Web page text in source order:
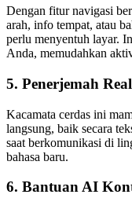
Dengan fitur navigasi
arah, info tempat, atau
perlu menyentuh layar.
Anda, memudahkan
5. Penerjemah
Kacamata cerdas ini
langsung, baik secara
saat berkomunikasi di
bahasa baru.
6. Bantuan AI